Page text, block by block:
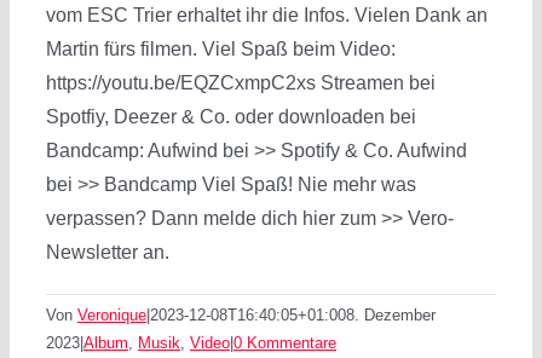
vom ESC Trier erhaltet ihr die Infos. Vielen Dank an
Martin fürs filmen. Viel Spaß beim Video:
https://youtu.be/EQZCxmpC2xs Streamen bei
Spotfiy, Deezer & Co. oder downloaden bei
Bandcamp: Aufwind bei >> Spotify & Co. Aufwind
bei >> Bandcamp Viel Spaß! Nie mehr was
verpassen? Dann melde dich hier zum >> Vero-
Newsletter an.
Von Veronique 2023-12-08T16:40:05+01:008. Dezember
2023 Album, Musik, Video 0 Kommentare